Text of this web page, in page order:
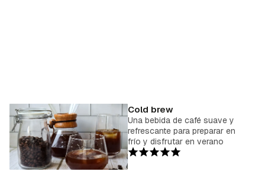
Cold brew
Una bebida de café suave y
refrescante para preparar en
frío y disfrutar en verano